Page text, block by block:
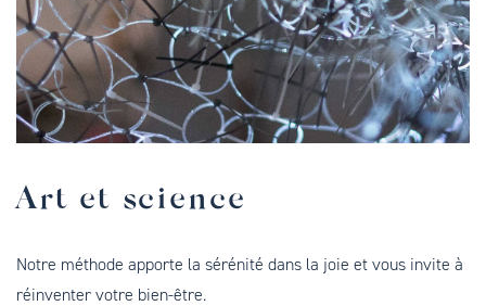
Art et science
Notre méthode apporte la sérénité dans la joie et vous invite à
réinventer votre bien-être.